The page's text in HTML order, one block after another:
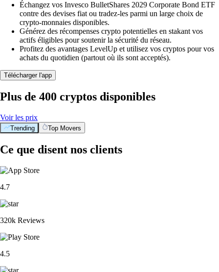
Échangez vos Invesco BulletShares 2029 Corporate Bond ETF
contre des devises fiat ou tradez-les parmi un large choix de
crypto-monnaies disponibles.
Générez des récompenses crypto potentielles en stakant vos
actifs éligibles pour soutenir la sécurité du réseau.
Profitez des avantages LevelUp et utilisez vos cryptos pour vos
achats du quotidien (partout où ils sont acceptés).
Télécharger l'app
Plus de 400 cryptos disponibles
Voir les prix
Trending Top Movers
Ce que disent nos clients
4.7
320k Reviews
4.5